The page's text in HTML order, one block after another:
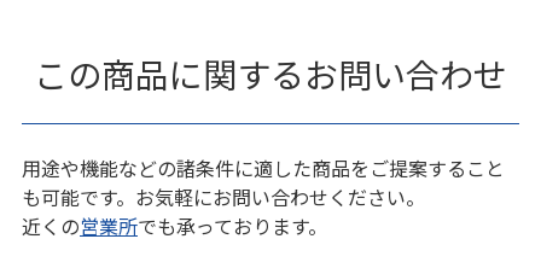
この商品に関するお問い合わせ
用途や機能などの諸条件に適した商品をご提案すること
も可能です。お気軽にお問い合わせください。
近くの営業所でも承っております。